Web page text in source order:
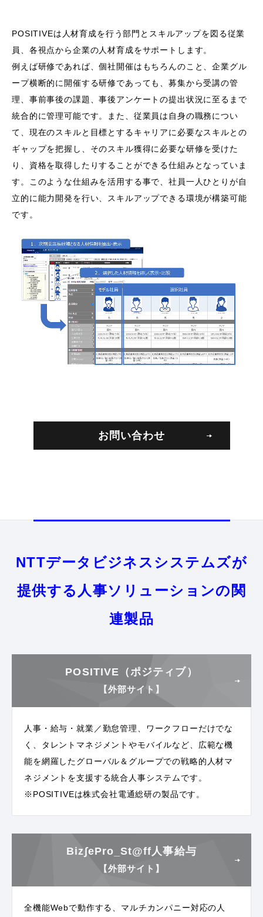
POSITIVEは人材育成を行う部門とスキルアップを図る従業
員、各視点から企業の人材育成をサポートします。
例えば研修であれば、個社開催はもちろんのこと、企業グル
ープ横断的に開催する研修であっても、募集から受講の管
理、事前事後の課題、事後アンケートの提出状況に至るまで
統合的に管理可能です。また、従業員は自身の職務につい
て、現在のスキルと目標とするキャリアに必要なスキルとの
ギャップを把握し、そのスキル獲得に必要な研修を受けた
り、資格を取得したりすることができる仕組みとなっていま
す。このような仕組みを活用する事で、社員一人ひとりが自
立的に能力開発を行い、スキルアップできる環境が構築可能
です。
お問い合わせ
NTTデータビジネスシステムズが
提供する 人事ソリューションの関
連製品
POSITIVE（ポジティブ）
【外部サイト】
人事・給与・就業／勤怠管理、ワークフローだけでな
く、タレントマネジメントやモバイルなど、広範な機
能を網羅したグローバル＆グループでの戦略的人材マ
ネジメントを支援する統合人事システムです。
※POSITIVEは株式会社電通総研の製品です。
Biz∫ePro_St@ff人事給与
【外部サイト】
全機能Webで動作する、マルチカンパニー対応の人